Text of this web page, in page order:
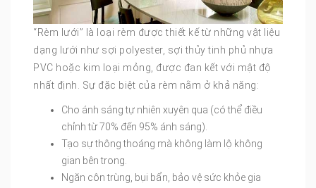
“Rèm lưới” là loại rèm được thiết kế từ những vật liệu
dạng lưới như sợi polyester, sợi thủy tinh phủ nhựa
PVC hoặc kim loại mỏng, được đan kết với mật độ
nhất định. Sự đặc biệt của rèm nằm ở khả năng:
Cho ánh sáng tự nhiên xuyên qua (có thể điều
chỉnh từ 70% đến 95% ánh sáng).
Tạo sự thông thoáng mà không làm lộ không
gian bên trong.
Ngăn côn trùng, bụi bẩn, bảo vệ sức khỏe gia